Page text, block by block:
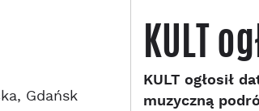
Gdańsk
KULT
KULT ogłosił
muzyczną